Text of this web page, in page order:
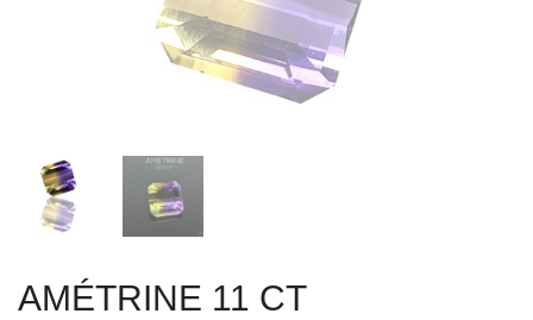
AMÉTRINE 11 CT
AMÉTRINE PIERRES TAILLÉES - GEMSTONES
QUARTZ
TYPE : Amétrine
Couleur : Violet / jaune